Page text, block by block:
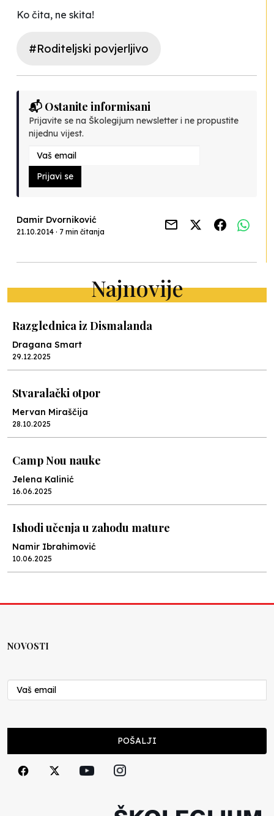
Ko čita, ne skita!
#Roditeljski povjerljivo
📬 Ostanite informisani
Prijavite se na Školegijum newsletter i ne propustite
nijednu vijest.
Prijavi se
Damir Dvorniković
21.10.2014 · 7 min čitanja
Najnovije
Razglednica iz Dismalanda
Dragana Smart
29.12.2025
Stvaralački otpor
Mervan Miraščija
28.10.2025
Camp Nou nauke
Jelena Kalinić
16.06.2025
Ishodi učenja u zahodu mature
Namir Ibrahimović
10.06.2025
Nenad Veličković
29.10.2024
Cuke i djeca
NOVOSTI
POŠALJI